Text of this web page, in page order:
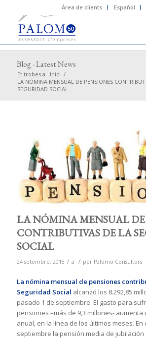
Àrea de clients Español
Blog - Latest News
Et trobes a: Inici /
LA NÓMINA MENSUAL DE PENSIONES
SEGURIDAD SOCIAL
LA NÓMINA MENSUAL DE
CONTRIBUTIVAS DE LA
SOCIAL
24 setembre, 2015 / a / per Palomo Consultors
La nómina mensual de pensiones
Seguridad Social alcanzó los 8.292,85
pasado 1 de septiembre. El gasto para
pensiones –más de 9,3 millones- aumenta
anual, en la línea de los últimos meses. En
septiembre la pensión media de jubilación